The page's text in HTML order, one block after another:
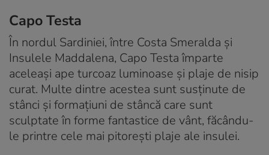
Capo Testa
În nordul Sardiniei, între Costa Smeralda și
Insulele Maddalena, Capo Testa împarte
aceleași ape turcoaz luminoase și plaje de nisip
curat. Multe dintre acestea sunt susținute de
stânci și formațiuni de stâncă care sunt
sculptate în forme fantastice de vânt, făcându-
le printre cele mai pitorești plaje ale insulei.